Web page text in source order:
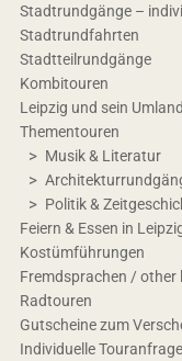
Stadtrundgänge –
Stadtrundfahrten
Stadtteilrundgänge
Kombitouren
Leipzig und sein
Thementouren
Musik & Literatur
Politik &
Feiern & Essen in
Kostümführungen
Fremdsprachen / other
Radtouren
Gutscheine zum
Individuelle